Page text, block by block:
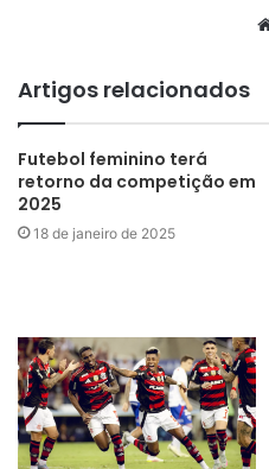
Artigos relacionados
Futebol feminino terá
retorno da competição em
2025
18 de janeiro de 2025